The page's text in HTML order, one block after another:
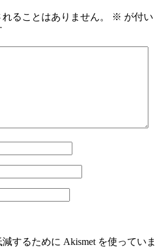
ることはありません。 ※ が付い
するために Akismet を使っていま